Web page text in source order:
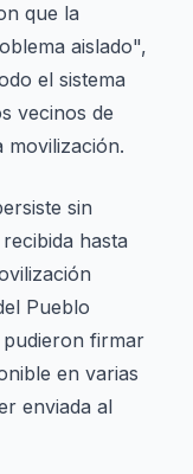
que la
aislado",
el sistema
vecinos de
movilización.
sin
hasta
Pueblo
firmar
en varias
enviada al